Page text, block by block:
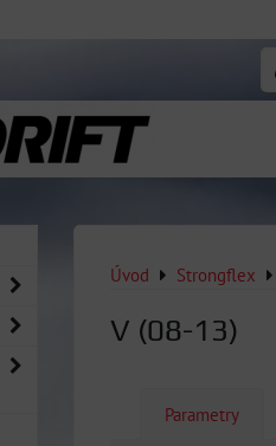
Úvod Strongflex
V (08-13)
Parametry